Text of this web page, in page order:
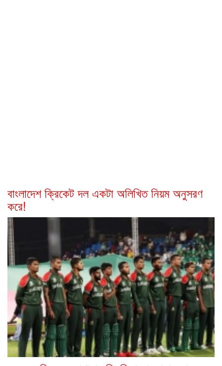
বাংলাদেশ ক্রিকেট দল একটা অলিখিত নিয়ম অনুসরণ
করে!